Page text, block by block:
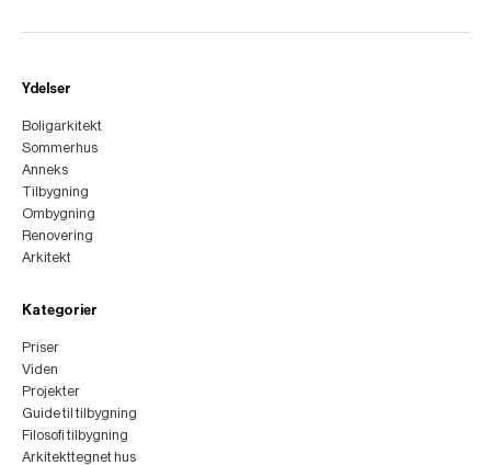
Ydelser
Boligarkitekt
Sommerhus
Anneks
Tilbygning
Ombygning
Renovering
Arkitekt
Kategorier
Priser
Viden
Projekter
Guide til tilbygning
Filosofi tilbygning
Arkitekttegnet hus